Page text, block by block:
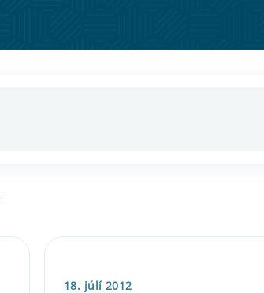
18. júlí 2012